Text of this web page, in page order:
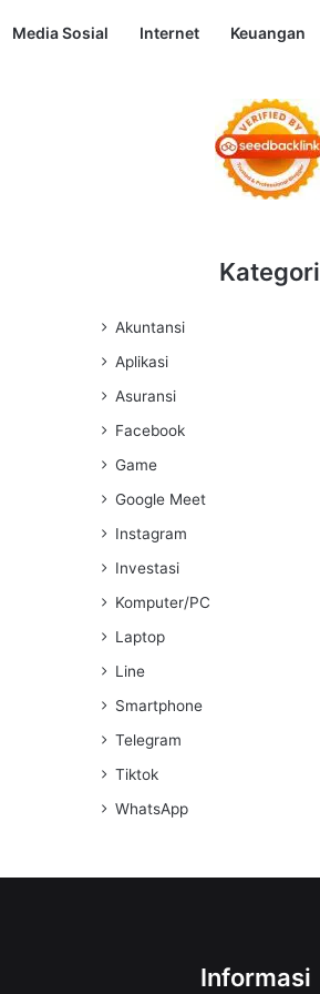
Media Sosial Internet Keuangan
Kategori
Akuntansi
Aplikasi
Asuransi
Facebook
Game
Google Meet
Instagram
Investasi
Komputer/PC
Laptop
Line
Smartphone
Telegram
Tiktok
WhatsApp
Informasi